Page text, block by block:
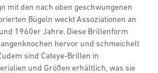
mit den nach oben geschwungenen
Bügeln weckt Assoziationen an
1960er Jahre. Diese Brillenform
hervor und schmeichelt
sind Cateye-Brillen in
und Größen erhältlich, was sie